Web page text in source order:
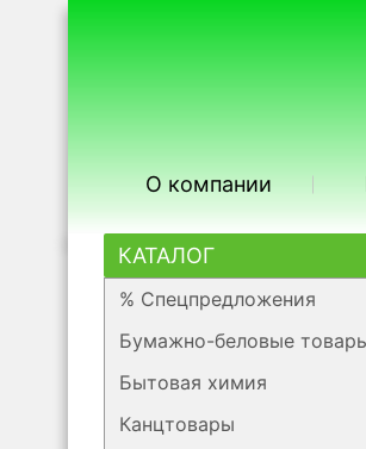
О компании
КАТАЛОГ
% Спецпредложения
Бумажно-беловые
Бытовая химия
Канцтовары